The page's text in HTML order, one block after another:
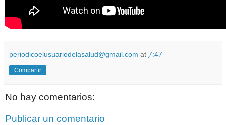
periodicoelusuariodelasalud@gmail.com at 7:47
Compartir
No hay comentarios:
Publicar un comentario